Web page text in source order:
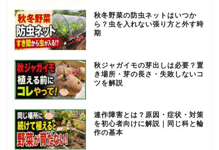
秋冬野菜の防虫ネットはいつか
ら？虫を入れない張り方と外す時
期
秋ジャガイモの芽出しは必要？置
き場所・芽の長さ・失敗しないコ
ツを解説
連作障害とは？原因・症状・対策
を初心者向けに解説｜同じ科と輪
作の基本